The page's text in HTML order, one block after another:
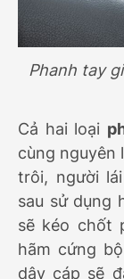
Phanh tay
Cả hai loại
cùng nguyên
trôi, người
sau sử dụng
sẽ kéo chốt
hãm cứng
dây cáp sẽ